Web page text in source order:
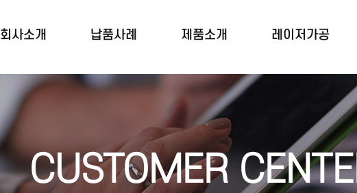
회사소개 납품사례 제품소개 레이저가공
CUSTOMER